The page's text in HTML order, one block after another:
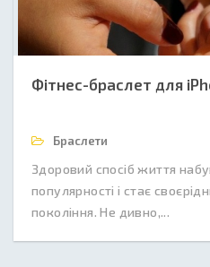
Фітнес-браслет для
Браслети
Здоровий спосіб життя
популярності і стає
покоління. Не дивно,...